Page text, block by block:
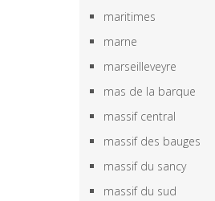
maritimes
marne
marseilleveyre
mas de la barque
massif central
massif des bauges
massif du sancy
massif du sud